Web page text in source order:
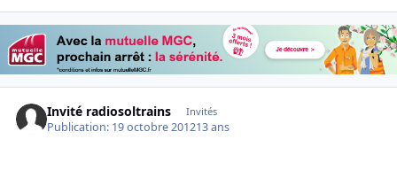
Invité radiosoltrains Invités
Publication: 19 octobre 201213 ans